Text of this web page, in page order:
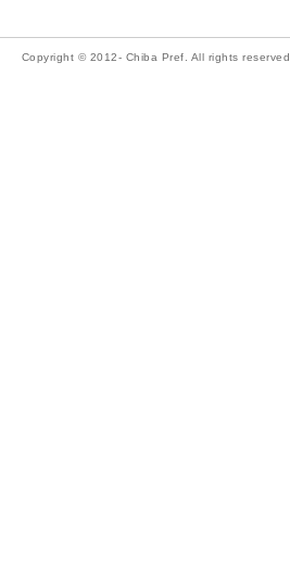
Copyright © 2012- Chiba Pref. All rights reserved.